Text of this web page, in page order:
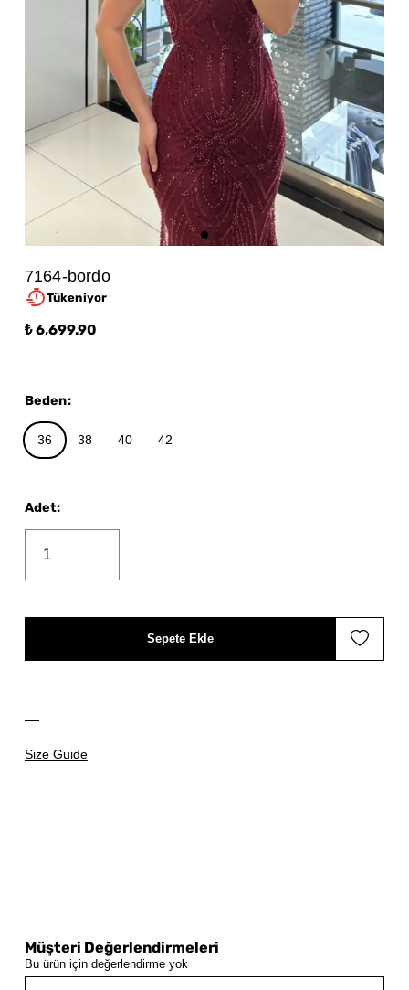
7164-bordo
Tükeniyor
₺ 6,699.90
Size Guide
Beden:
36 38 40 42
Adet:
Sepete Ekle
Müşteri Değerlendirmeleri
Bu ürün için değerlendirme yok